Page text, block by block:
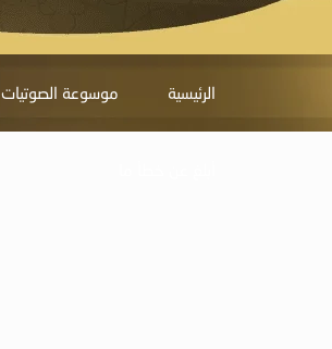
الرئيسية موسوعة الصوتيات